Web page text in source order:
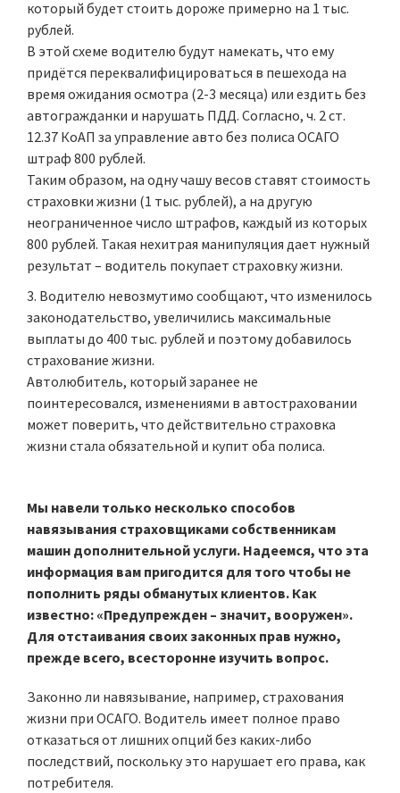
который будет стоить дороже примерно на 1 тыс.
рублей.
В этой схеме водителю будут намекать, что ему
придётся переквалифицироваться в пешехода на
время ожидания осмотра (2-3 месяца) или ездить без
автогражданки и нарушать ПДД. Согласно, ч. 2 ст.
12.37 КоАП за управление авто без полиса ОСАГО
штраф 800 рублей.
Таким образом, на одну чашу весов ставят стоимость
страховки жизни (1 тыс. рублей), а на другую
неограниченное число штрафов, каждый из которых
800 рублей. Такая нехитрая манипуляция дает нужный
результат – водитель покупает страховку жизни.
Водителю невозмутимо сообщают, что изменилось
законодательство, увеличились максимальные
выплаты до 400 тыс. рублей и поэтому добавилось
страхование жизни.
Автолюбитель, который заранее не
поинтересовался, изменениями в автостраховании
может поверить, что действительно страховка
жизни стала обязательной и купит оба полиса.
Мы навели только несколько способов
навязывания страховщиками собственникам
машин дополнительной услуги. Надеемся, что эта
информация вам пригодится для того чтобы не
пополнить ряды обманутых клиентов. Как
известно: «Предупрежден – значит, вооружен».
Для отстаивания своих законных прав нужно,
прежде всего, всесторонне изучить вопрос.
Законно ли навязывание, например, страхования
жизни при ОСАГО. Водитель имеет полное право
отказаться от лишних опций без каких-либо
последствий, поскольку это нарушает его права, как
потребителя.